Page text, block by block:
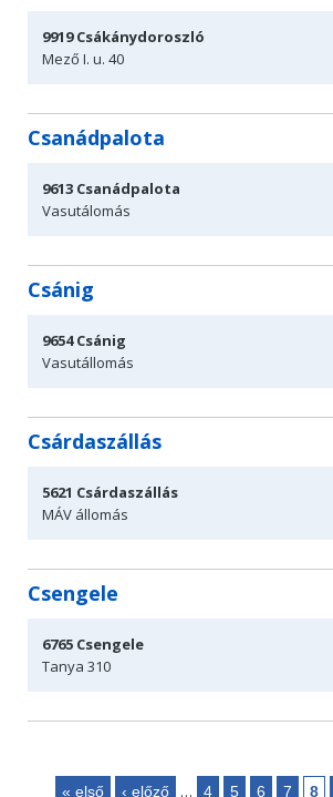
9919Csákánydoroszló
Mező I. u. 40
Csanádpalota
9613 Csanádpalota
Vasutálomás
Csánig
9654Csánig
Vasutállomás
Csárdaszállás
5621 Csárdaszállás
MÁV állomás
Csengele
6765 Csengele
Tanya 310
« első ‹ előző … 4 5 6 7 8